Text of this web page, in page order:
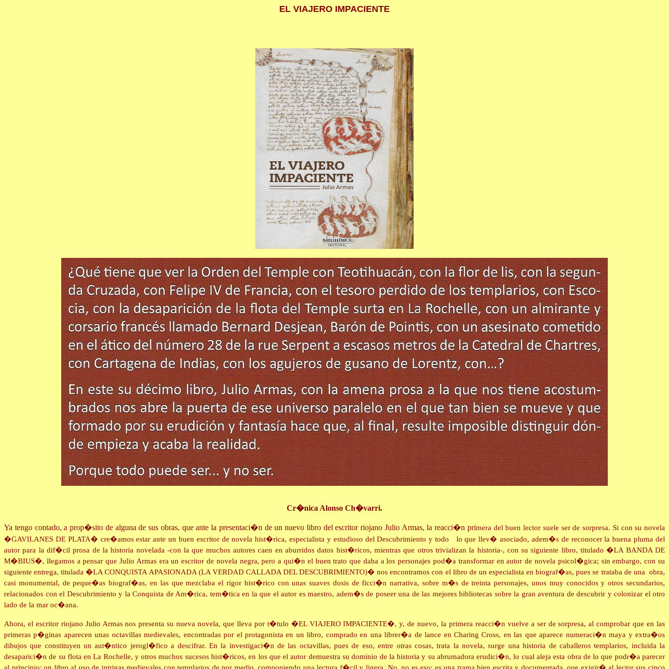
EL VIAJERO IMPACIENTE
Cr�nica Alonso Ch�varri.
Ya tengo contado, a prop�sito de alguna de sus obras, que ante la presentaci�n de un nuevo libro del escritor riojano Julio Armas, la reacci�n primera del buen lector suele ser de sorpresa. Si con su novela
�GAVILANES DE PLATA� cre�amos estar ante un buen escritor de novela hist�rica, especialista y estudioso del Descubrimiento y todo lo que llev� asociado, adem�s de reconocer la buena pluma del
autor para la dif�cil prosa de la historia novelada -con la que muchos autores caen en aburridos datos hist�ricos, mientras que otros trivializan la historia-, con su siguiente libro, titulado �LA BANDA DE
M�BIUS�, llegamos a pensar que Julio Armas era un escritor de novela negra, pero a qui�n el buen trato que daba a los personajes pod�a transformar en autor de novela psicol�gica; sin embargo, con su
siguiente entrega, titulada �LA CONQUISTA APASIONADA (LA VERDAD CALLADA DEL DESCUBRIMIENTO)� nos encontramos con el libro de un especialista en biograf�as, pues se trataba de una obra,
casi monumental, de peque�as biograf�as, en las que mezclaba el rigor hist�rico con unas suaves dosis de ficci�n narrativa, sobre m�s de treinta personajes, unos muy conocidos y otros secundarios,
relacionados con el Descubrimiento y la Conquista de Am�rica, tem�tica en la que el autor es maestro, adem�s de poseer una de las mejores bibliotecas sobre la gran aventura de descubrir y colonizar el otro
lado de la mar oc�ana.
Ahora, el escritor riojano Julio Armas nos presenta su nueva novela, que lleva por t�tulo �EL VIAJERO IMPACIENTE�, y, de nuevo, la primera reacci�n vuelve a ser de sorpresa, al comprobar que en las
primeras p�ginas aparecen unas octavillas medievales, encontradas por el protagonista en un libro, comprado en una librer�a de lance en Charing Cross, en las que aparece numeraci�n maya y extra�os
dibujos que constituyen un aut�ntico jerogl�fico a descifrar. En la investigaci�n de las octavillas, pues de eso, entre otras cosas, trata la novela, surge una historia de caballeros templarios, incluida la
desaparici�n de su flota en La Rochelle, y otros muchos sucesos hist�ricos, en los que el autor demuestra su dominio de la historia y su abrumadora erudici�n, lo cual aleja esta obra de lo que podr�a parecer